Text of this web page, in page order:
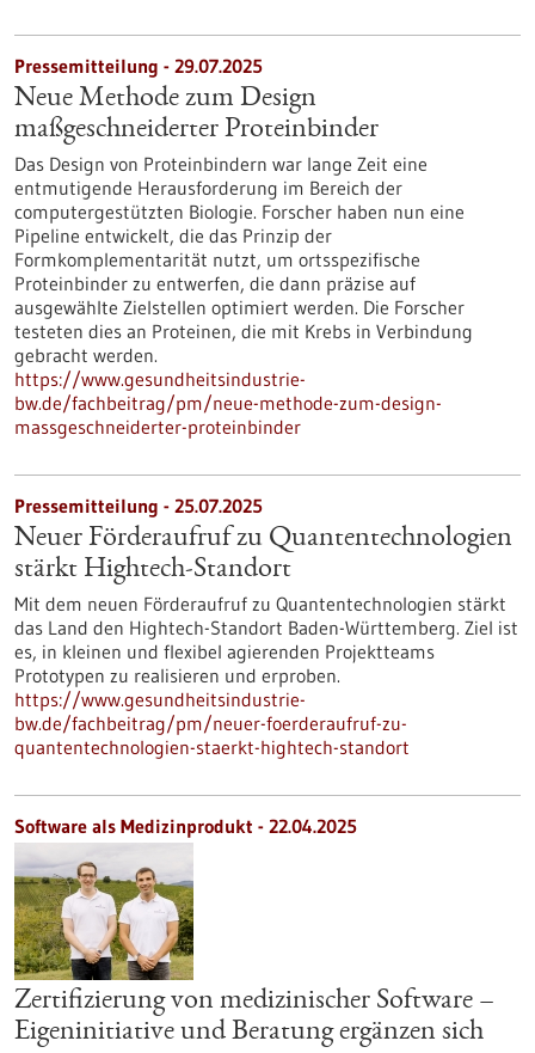
Pressemitteilung - 29.07.2025
Neue Methode zum Design
maßgeschneiderter Proteinbinder
Das Design von Proteinbindern war lange Zeit eine
entmutigende Herausforderung im Bereich der
computergestützten Biologie. Forscher haben nun eine
Pipeline entwickelt, die das Prinzip der
Formkomplementarität nutzt, um ortsspezifische
Proteinbinder zu entwerfen, die dann präzise auf
ausgewählte Zielstellen optimiert werden. Die Forscher
testeten dies an Proteinen, die mit Krebs in Verbindung
gebracht werden.
https://www.gesundheitsindustrie-
bw.de/fachbeitrag/pm/neue-methode-zum-design-
massgeschneiderter-proteinbinder
Pressemitteilung - 25.07.2025
Neuer Förderaufruf zu Quantentechnologien
stärkt Hightech-Standort
Mit dem neuen Förderaufruf zu Quantentechnologien stärkt
das Land den Hightech-Standort Baden-Württemberg. Ziel ist
es, in kleinen und flexibel agierenden Projektteams
Prototypen zu realisieren und erproben.
https://www.gesundheitsindustrie-
bw.de/fachbeitrag/pm/neuer-foerderaufruf-zu-
quantentechnologien-staerkt-hightech-standort
Software als Medizinprodukt - 22.04.2025
Zertifizierung von medizinischer Software –
Eigeninitiative und Beratung ergänzen sich